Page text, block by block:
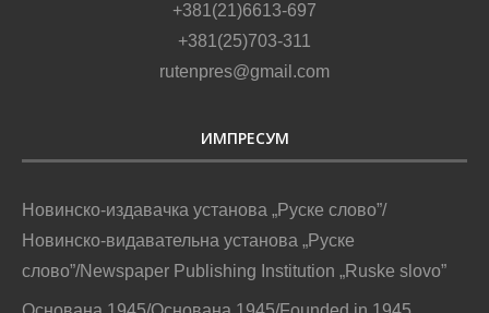
+381(21)6613-697
+381(25)703-311
rutenpres@gmail.com
ИМПРЕСУМ
Новинско-издавачка установа „Руске слово”/
Новинско-видавательна установа „Руске
слово”/Newspaper Publishing Institution „Ruske slovo”